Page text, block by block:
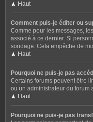
Haut
Comment puis-je éditer ou
Comme pour les messages,
associé à ce dernier. Si
sondage. Cela empêche de
Haut
Pourquoi ne puis-je pas
Certains forums peuvent être
ou un administrateur du forum
Haut
Pourquoi ne puis-je pas